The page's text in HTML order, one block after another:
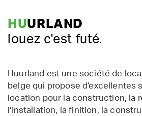
HUURLAND
louez c'est futé.
Huurland est une société de
belge qui propose d'excellentes
location pour la construction, la
l'installation, la finition, la